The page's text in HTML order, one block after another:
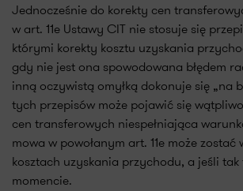
Jednocześnie do korekty cen
w art. 11e Ustawy CIT nie stosuje się
którymi korekty kosztu uzyskania
gdy nie jest ona spowodowana błędem
inną oczywistą omyłką dokonuje się „na
tych przepisów może pojawić się
cen transferowych niespełniająca
mowa w powołanym art. 11e może
kosztach uzyskania przychodu, a jeśli
momencie.